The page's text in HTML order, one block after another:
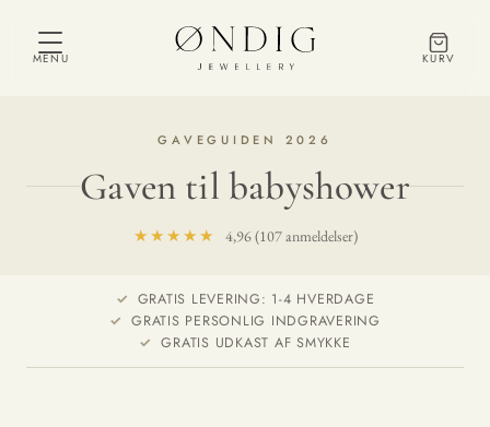
MENU KURV
GAVEGUIDEN 2026
Gaven til babyshower
★★★★★ 4,96 (107 anmeldelser)
GRATIS LEVERING: 1-4 HVERDAGE
GRATIS PERSONLIG INDGRAVERING
GRATIS UDKAST AF SMYKKE